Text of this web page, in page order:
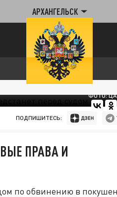
АРХАНГЕЛЬСК
ФОТО:
ПОДПИШИТЕСЬ:
ПРАВА И
по обвинению в